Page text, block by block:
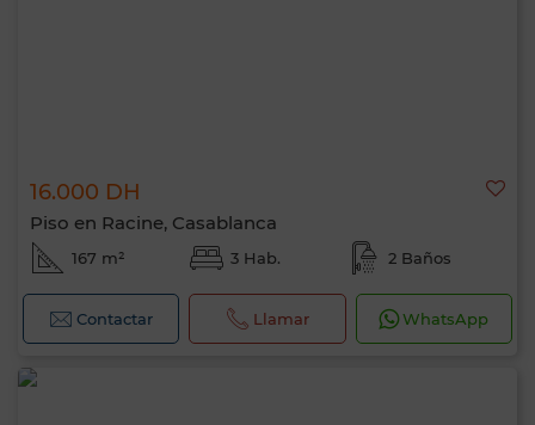
16.000 DH
Piso en Racine, Casablanca
167 m² 3 Hab. 2 Baños
Contactar Llamar WhatsApp